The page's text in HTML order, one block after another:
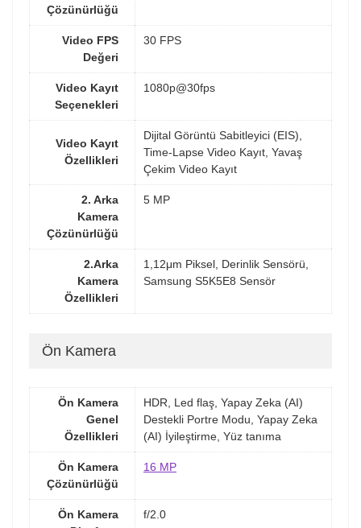
Çözünürlüğü
Video FPS
Değeri
30 FPS
Video Kayıt
Seçenekleri
1080p@30fps
Video Kayıt
Özellikleri
Dijital Görüntü Sabitleyici (EIS),
Time-Lapse Video Kayıt, Yavaş
Çekim Video Kayıt
2. Arka
Kamera
Çözünürlüğü
5 MP
2.Arka
Kamera
Özellikleri
1,12μm Piksel, Derinlik Sensörü,
Samsung S5K5E8 Sensör
Ön Kamera
Ön Kamera
Genel
Özellikleri
HDR, Led flaş, Yapay Zeka (AI)
Destekli Portre Modu, Yapay Zeka
(AI) İyileştirme, Yüz tanıma
Ön Kamera
Çözünürlüğü
16 MP
Ön Kamera
f/2.0